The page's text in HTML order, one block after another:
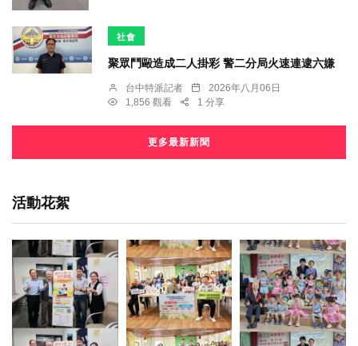
社會
聚眾鬥毆造成二人掛彩 警二分局火速連逮六嫌
台中特派記者
2026年八月06日
1,856 觀看
1 分享
更多最新新聞
活動花絮